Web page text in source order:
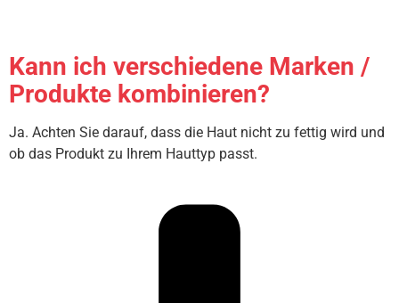
Kann ich verschiedene Marken /
Produkte kombinieren?
Ja. Achten Sie darauf, dass die Haut nicht zu fettig wird und
ob das Produkt zu Ihrem Hauttyp passt.